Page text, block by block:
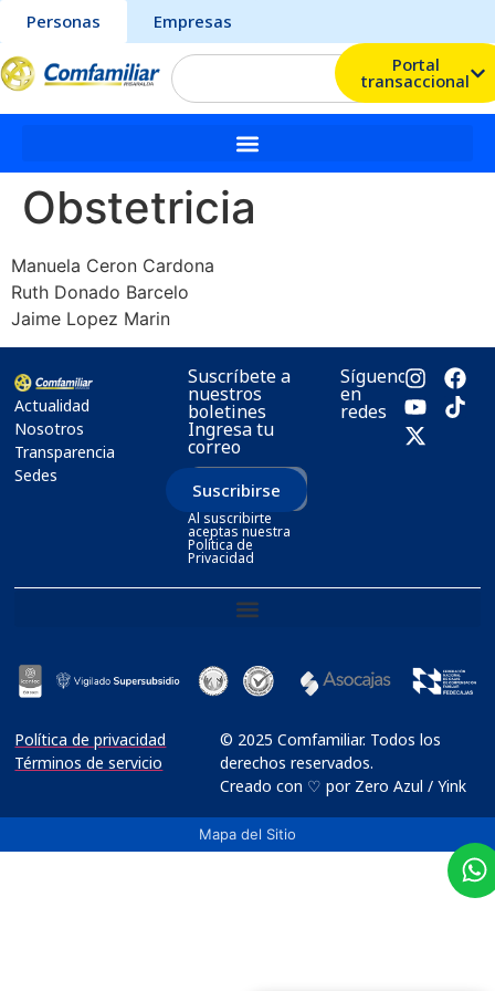
Personas
Empresas
Portal
transaccional
Obstetricia
Manuela Ceron Cardona
Ruth Donado Barcelo
Jaime Lopez Marin
Actualidad
Nosotros
Transparencia
Sedes
Suscríbete a
nuestros
boletines
Ingresa tu
correo
Suscribirse
Al suscribirte
aceptas nuestra
Política de
Privacidad
Síguenos
en
redes
Política de privacidad
Términos de servicio
© 2025 Comfamiliar. Todos los
derechos reservados.
Creado con ♡ por Zero Azul / Yink
Mapa del Sitio